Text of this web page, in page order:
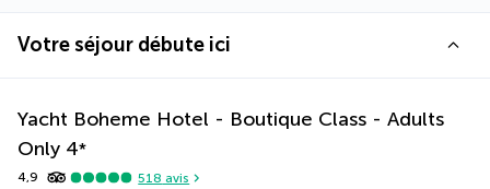
Votre séjour débute ici
Yacht Boheme Hotel - Boutique Class - Adults
Only 4*
4,9 518 avis